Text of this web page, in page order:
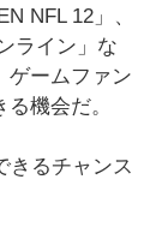
NFL 12」、
ライン」な
ゲームファン
機会だ。
きるチャンス